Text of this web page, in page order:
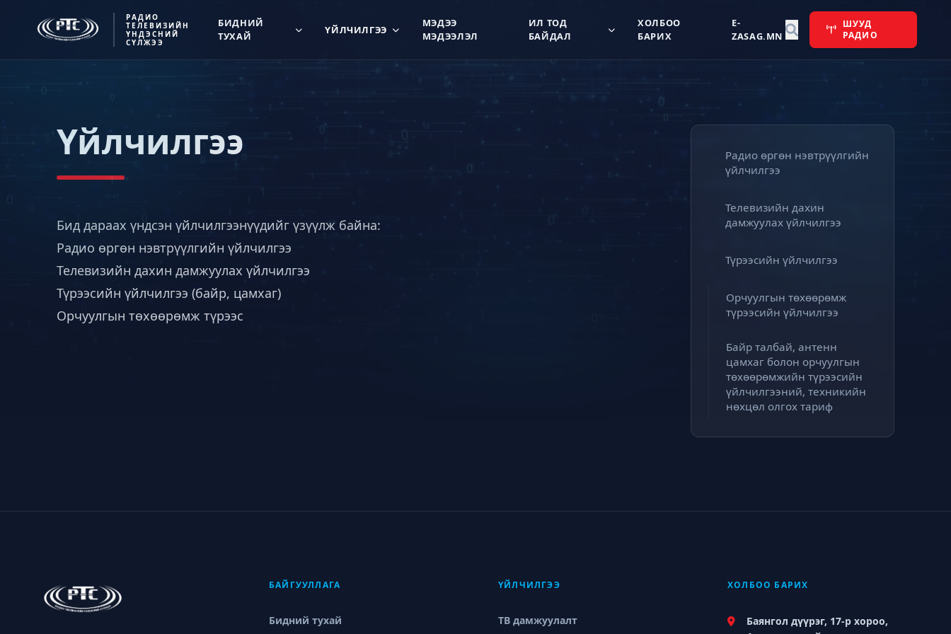
РАДИО
ТЕЛЕВИЗИЙН
ҮНДЭСНИЙ
СҮЛЖЭЭ
БИДНИЙ
ТУХАЙ
ҮЙЛЧИЛГЭЭ
МЭДЭЭ
МЭДЭЭЛЭЛ
ИЛ ТОД
БАЙДАЛ
ХОЛБОО
БАРИХ
E-
ZASAG.MN
ШУУД
РАДИО
Үйлчилгээ
Бид дараах үндсэн үйлчилгээнүүдийг үзүүлж байна:
Радио өргөн нэвтрүүлгийн үйлчилгээ
Телевизийн дахин дамжуулах үйлчилгээ
Түрээсийн үйлчилгээ (байр, цамхаг)
Орчуулгын төхөөрөмж түрээс
Радио өргөн нэвтрүүлгийн
үйлчилгээ
Телевизийн дахин
дамжуулах үйлчилгээ
Түрээсийн үйлчилгээ
Орчуулгын төхөөрөмж
түрээсийн үйлчилгээ
Байр талбай, антенн
цамхаг болон орчуулгын
төхөөрөмжийн түрээсийн
үйлчилгээний, техникийн
нөхцөл олгох тариф
БАЙГУУЛЛАГА
Бидний тухай
ҮЙЛЧИЛГЭЭ
ТВ дамжуулалт
ХОЛБОО БАРИХ
Баянгол дүүрэг, 17-р хороо,